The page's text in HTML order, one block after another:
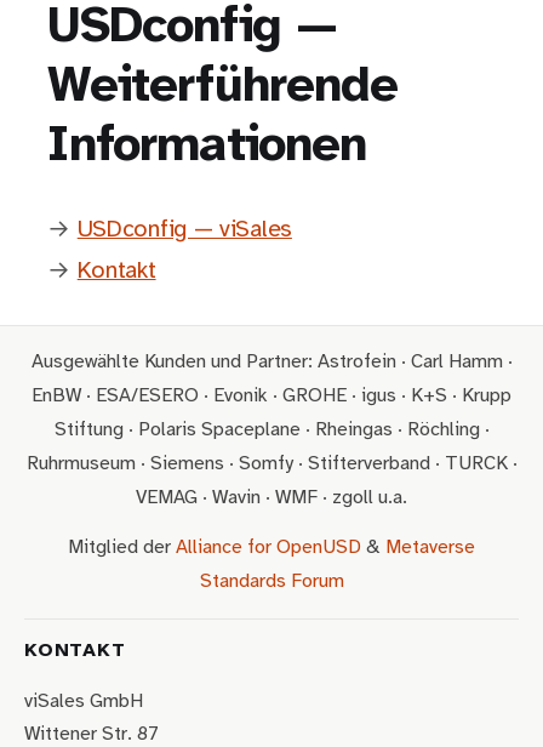
USDconfig —
Weiterführende
Informationen
→ USDconfig — viSales
→ Kontakt
Ausgewählte Kunden und Partner: Astrofein · Carl Hamm ·
EnBW · ESA/ESERO · Evonik · GROHE · igus · K+S · Krupp
Stiftung · Polaris Spaceplane · Rheingas · Röchling ·
Ruhrmuseum · Siemens · Somfy · Stifterverband · TURCK ·
VEMAG · Wavin · WMF · zgoll u.a.
Mitglied der Alliance for OpenUSD & Metaverse
Standards Forum
KONTAKT
viSales GmbH
Wittener Str. 87